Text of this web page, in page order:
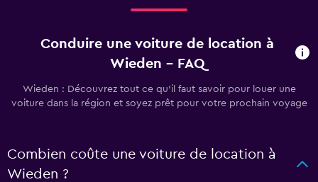
Conduire une voiture de location à
Wieden - FAQ
Wieden : Découvrez tout ce qu’il faut savoir pour louer une
voiture dans la région et soyez prêt pour votre prochain voyage
Combien coûte une voiture de location à
Wieden ?